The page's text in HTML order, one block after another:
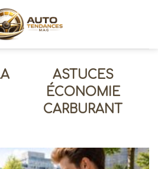
ASTUCES
ÉCONOMIE
CARBURANT